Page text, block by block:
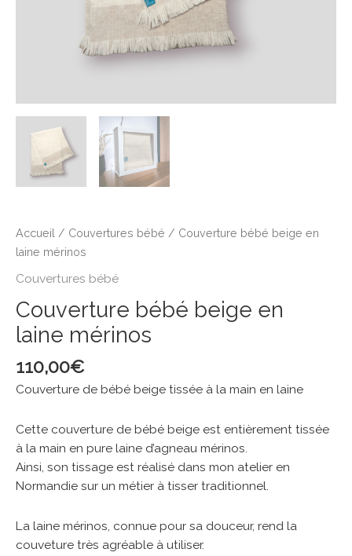
Accueil / Couvertures bébé / Couverture bébé beige en
laine mérinos
Couvertures bébé
Couverture bébé beige en
laine mérinos
110,00€
Couverture de bébé beige tissée à la main en laine
Cette couverture de bébé beige est entièrement tissée
à la main en pure laine d’agneau mérinos.
Ainsi, son tissage est réalisé dans mon atelier en
Normandie sur un métier à tisser traditionnel.
La laine mérinos, connue pour sa douceur, rend la
couveture très agréable à utiliser.